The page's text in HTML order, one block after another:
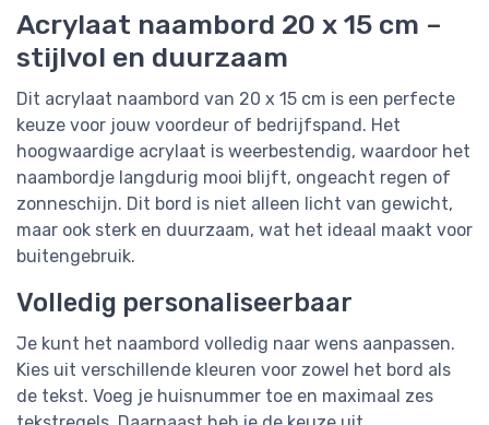
Acrylaat naambord 20 x 15 cm –
stijlvol en duurzaam
Dit acrylaat naambord van 20 x 15 cm is een perfecte
keuze voor jouw voordeur of bedrijfspand. Het
hoogwaardige acrylaat is weerbestendig, waardoor het
naambordje langdurig mooi blijft, ongeacht regen of
zonneschijn. Dit bord is niet alleen licht van gewicht,
maar ook sterk en duurzaam, wat het ideaal maakt voor
buitengebruik.
Volledig personaliseerbaar
Je kunt het naambord volledig naar wens aanpassen.
Kies uit verschillende kleuren voor zowel het bord als
de tekst. Voeg je huisnummer toe en maximaal zes